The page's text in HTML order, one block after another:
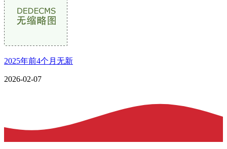
2025年前4个月无新
2026-02-07